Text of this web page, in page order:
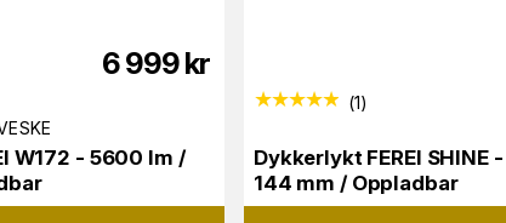
6 999kr
W172 - 5600 lm /
(1)
Dykkerlykt FEREI SHINE
144 mm / Oppladbar